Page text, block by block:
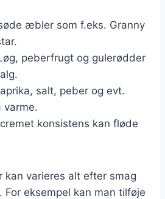
æbler som f.eks. Granny
peberfrugt og gulerødder
salt, peber og evt.
varme.
konsistens kan fløde
kan varieres alt efter smag
eksempel kan man tilføje